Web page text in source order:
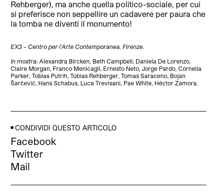
Rehberger), ma anche quella politico-sociale, per cui
si preferisce non seppellire un cadavere per paura che
la tomba ne diventi il monumento!
EX3 – Centro per l’Arte Contemporanea, Firenze.
In mostra: Alexandra Bircken, Beth Campbell, Daniela De Lorenzo,
Claire Morgan, Franco Menicagli, Ernesto Neto, Jorge Pardo, Cornelia
Parker, Tobias Putrih, Tobias Rehberger, Tomas Saraceno, Bojan
Šarčević, Hans Schabus, Luca Trevisani, Pae White, Héctor Zamora.
CONDIVIDI QUESTO ARTICOLO
Facebook
Twitter
Mail